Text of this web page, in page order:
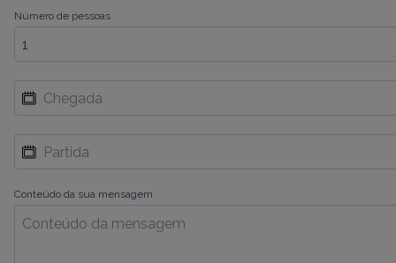
Número de pessoas
Conteúdo da sua mensagem